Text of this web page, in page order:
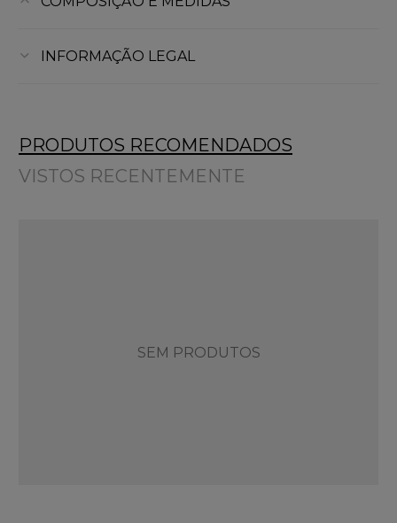
INFORMAÇÃO LEGAL
PRODUTOS RECOMENDADOS
VISTOS RECENTEMENTE
SEM PRODUTOS